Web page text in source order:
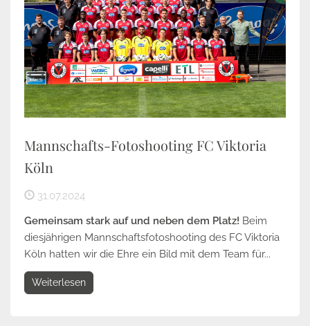
Mannschafts-Fotoshooting FC Viktoria
Köln
31.07.2024
Gemeinsam stark auf und neben dem Platz! Beim
diesjährigen Mannschaftsfotoshooting des FC Viktoria
Köln hatten wir die Ehre ein Bild mit dem Team für...
Weiterlesen